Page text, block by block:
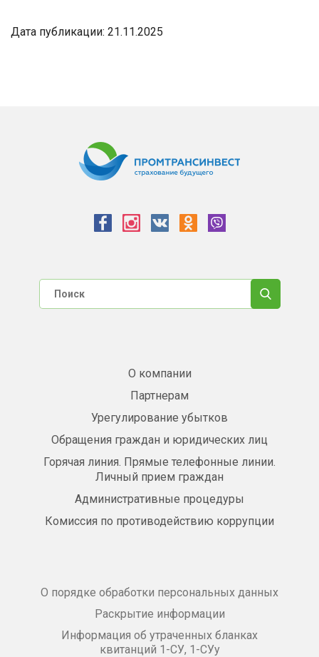
Дата публикации: 21.11.2025
О компании
Партнерам
Урегулирование убытков
Обращения граждан и юридических лиц
Горячая линия. Прямые телефонные линии.
Личный прием граждан
Административные процедуры
Комиссия по противодействию коррупции
О порядке обработки персональных данных
Раскрытие информации
Информация об утраченных бланках
квитанций 1-СУ, 1-СУу